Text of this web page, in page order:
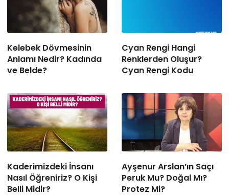
Kelebek Dövmesinin
Anlamı Nedir? Kadında
ve Belde?
Cyan Rengi Hangi
Renklerden Oluşur?
Cyan Rengi Kodu
Kaderimizdeki İnsanı
Nasıl Öğreniriz? O Kişi
Belli Midir?
Ayşenur Arslan’ın Saçı
Peruk Mu? Doğal Mı?
Protez Mi?